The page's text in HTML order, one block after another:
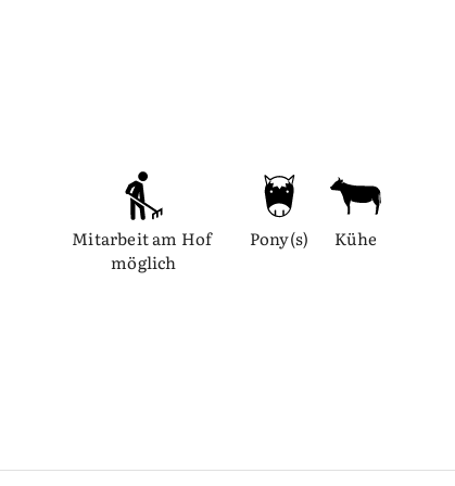
Mitarbeit am Hof
möglich
Pony(s) Kühe